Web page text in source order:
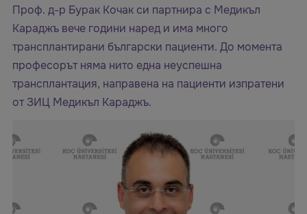
Проф. д-р Бурак Кочак си партнира с Медикъл
Караджъ вече години наред и има много
трансплантирани български пациенти. До момента
професорът няма нито една неуспешна
трансплантация, направена на пациенти изпратени
от ЗИЦ Медикъл Караджъ.